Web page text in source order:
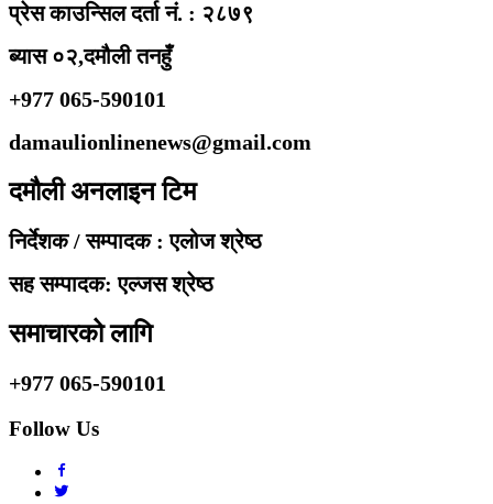
प्रेस काउन्सिल दर्ता नं. : २८७९
ब्यास ०२,दमौली तनहुँ
+977 065-590101
damaulionlinenews@gmail.com
दमौली अनलाइन टिम
निर्देशक / सम्पादक : एलोज श्रेष्ठ
सह सम्पादक: एल्जस श्रेष्ठ
समाचारको लागि
+977 065-590101
Follow Us